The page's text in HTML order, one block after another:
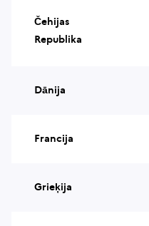
Čehijas
Republika
Dānija
Francija
Grieķija